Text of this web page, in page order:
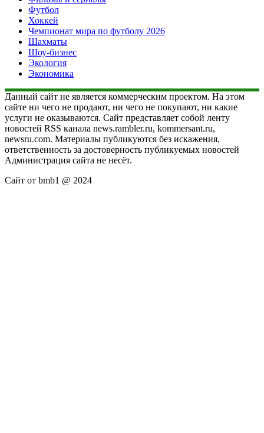
Футбол
Хоккей
Чемпионат мира по футболу 2026
Шахматы
Шоу-бизнес
Экология
Экономика
Данный сайт не является коммерческим проектом. На этом
сайте ни чего не продают, ни чего не покупают, ни какие
услуги не оказываются. Сайт представляет собой ленту
новостей RSS канала news.rambler.ru, kommersant.ru,
newsru.com. Материалы публикуются без искажения,
ответственность за достоверность публикуемых новостей
Администрация сайта не несёт.
Сайт от bmb1 @ 2024